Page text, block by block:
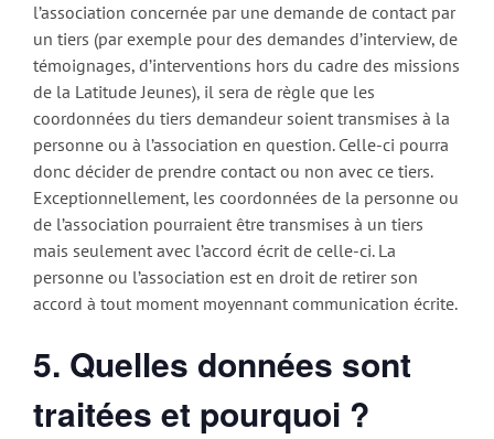
l’association concernée par une demande de contact par
un tiers (par exemple pour des demandes d’interview, de
témoignages, d’interventions hors du cadre des missions
de la Latitude Jeunes), il sera de règle que les
coordonnées du tiers demandeur soient transmises à la
personne ou à l’association en question. Celle-ci pourra
donc décider de prendre contact ou non avec ce tiers.
Exceptionnellement, les coordonnées de la personne ou
de l’association pourraient être transmises à un tiers
mais seulement avec l’accord écrit de celle-ci. La
personne ou l’association est en droit de retirer son
accord à tout moment moyennant communication écrite.
5. Quelles données sont
traitées et pourquoi ?